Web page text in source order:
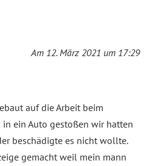
Am 12. März 2021 um 17:29
auf die Arbeit beim
ein Auto gestoßen wir hatten
beschädigte es nicht wollte.
gemacht weil mein mann